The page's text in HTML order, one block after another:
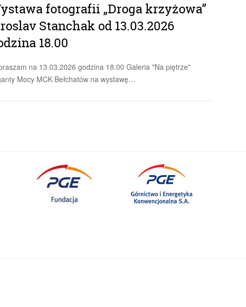
fotografii „Droga krzyżowa”
Stanchak od 13.03.2026
18.00
na 13.03.2026 godzina 18.00 Galeria "Na piętrze"
Mocy MCK Bełchatów na wystawę…